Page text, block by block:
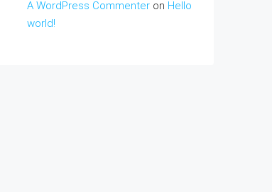
A WordPress Commenter on Hello
world!